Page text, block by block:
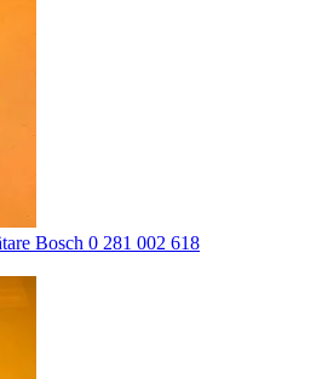
Bosch 0 281 002 618